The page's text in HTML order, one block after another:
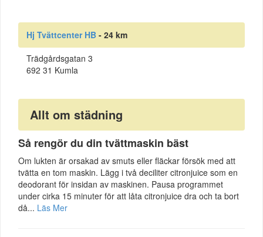
Hj Tvättcenter HB - 24 km
Trädgårdsgatan 3
692 31 Kumla
Allt om städning
Så rengör du din tvättmaskin bäst
Om lukten är orsakad av smuts eller fläckar försök med att
tvätta en tom maskin. Lägg i två deciliter citronjuice som en
deodorant för insidan av maskinen. Pausa programmet
under cirka 15 minuter för att låta citronjuice dra och ta bort
då... Läs Mer